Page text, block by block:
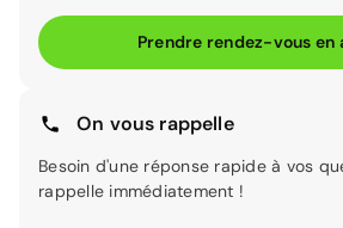
Prendre rendez-vous en
On vous rappelle
Besoin d'une réponse rapide à vos
rappelle immédiatement !